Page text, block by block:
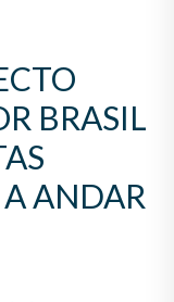
BRASIL
ANDAR